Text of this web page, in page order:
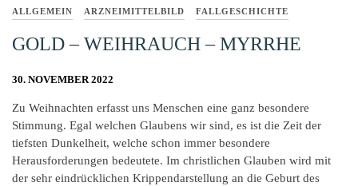
ALLGEMEIN ARZNEIMITTELBILD FALLGESCHICHTE
GOLD – WEIHRAUCH – MYRRHE
30. NOVEMBER 2022
Zu Weihnachten erfasst uns Menschen eine ganz besondere
Stimmung. Egal welchen Glaubens wir sind, es ist die Zeit der
tiefsten Dunkelheit, welche schon immer besondere
Herausforderungen bedeutete. Im christlichen Glauben wird mit
der sehr eindrücklichen Krippendarstellung an die Geburt des